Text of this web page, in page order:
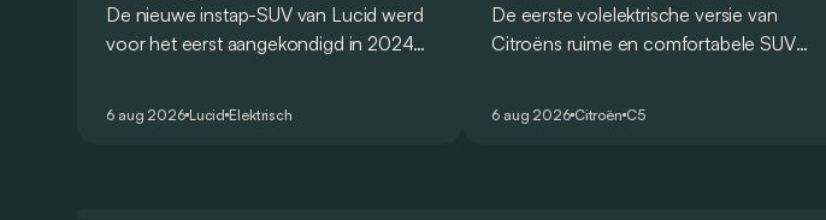
2027
De nieuwe instap-SUV van Lucid werd
voor het eerst aangekondigd in 2024
constructeur vervoegen.
6 aug 2026 Lucid Elektrisch
vroeger
De eerste volelektrische versie van
Citroëns ruime en comfortabele SUV
dat ook gelukt?
6 aug 2026 Citroën C5